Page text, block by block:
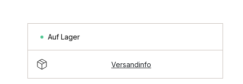
Auf Lager
Versandinfo